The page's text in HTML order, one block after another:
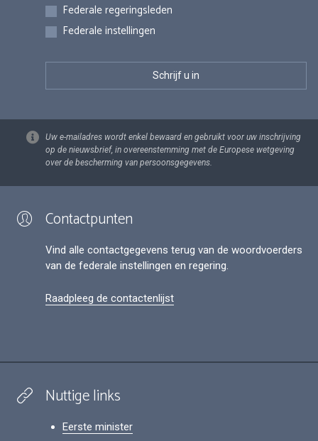
Federale regeringsleden
Federale instellingen
Uw e-mailadres wordt enkel bewaard en gebruikt voor uw inschrijving
op de nieuwsbrief, in overeenstemming met de Europese wetgeving
over de bescherming van persoonsgegevens.
Contactpunten
Vind alle contactgegevens terug van de woordvoerders
van de federale instellingen en regering.
Raadpleeg de contactenlijst
Nuttige links
Eerste minister